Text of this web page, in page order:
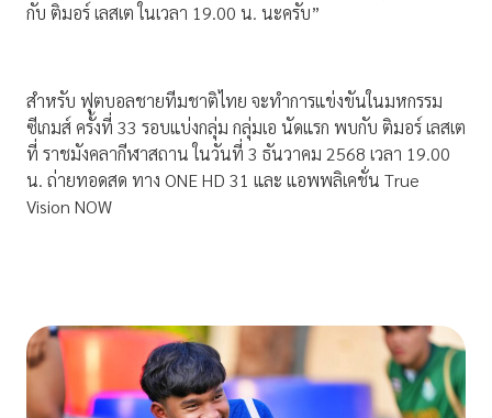
กับ ติมอร์ เลสเต ในเวลา 19.00 น. นะครับ”
สำหรับ ฟุตบอลชายทีมชาติไทย จะทำการแข่งขันในมหกรรม
ซีเกมส์ ครั้งที่ 33 รอบแบ่งกลุ่ม กลุ่มเอ นัดแรก พบกับ ติมอร์ เลสเต
ที่ ราชมังคลากีฬาสถาน ในวันที่ 3 ธันวาคม 2568 เวลา 19.00
น. ถ่ายทอดสด ทาง ONE HD 31 และ แอพพลิเคชั่น True
Vision NOW